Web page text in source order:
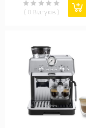
( 0 Відгуків )